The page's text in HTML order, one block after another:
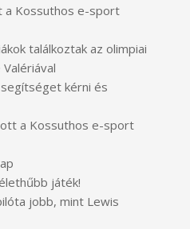
a Kossuthos e-sport
találkoztak az olimpiai
kérni és
a Kossuthos e-sport
játék!
jobb, mint Lewis